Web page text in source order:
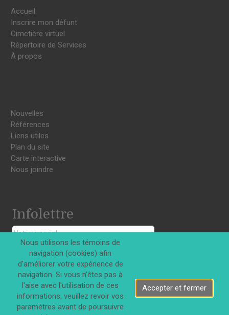
Accueil
Inscrire mon défunt
Cimetière virtuel
Répertoire de Services
À propos
Nouvelles
Références
Liens utiles
Plan du site
Carte interactive
Nous joindre
Infolettre
S'INSCRIRE
Tous droits réservés © Innovations DJD Inc. 2026
Nous utilisons les témoins de
navigation (cookies) afin
d'améliorer votre expérience de
navigation. Si vous n'êtes pas à
l'aise avec l'utilisation de ces
informations, veuillez revoir vos
paramètres avant de poursuivre
Accepter et fermer